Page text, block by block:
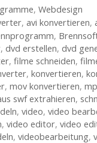
, Webdesign
, avi konvertieren,
,
, dvd erstellen, dvd
, filme schneiden,
, konvertieren,
, mov konvertieren,
swf extrahieren,
, video, video
, video editor, video
, videobearbeitung,